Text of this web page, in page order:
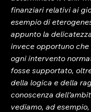
finanziari relativi ai
esempio di
appunto la
invece opportuno
ogni intervento
fosse supportato,
della logica e della
conoscenza
vediamo, ad